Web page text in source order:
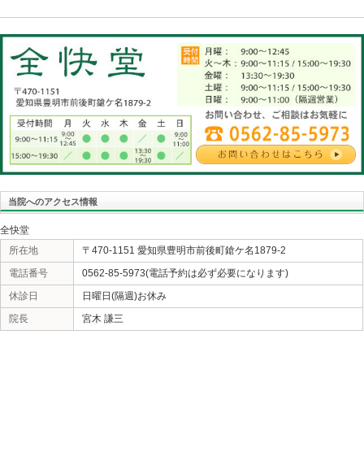
す。『生んでくれなんて言ったことは無い！』なんて言
ますが、無数の精子が競い合って辿り着いた1つの精子
命の誕生はオリンピックの金メダル以上の競争を勝ち抜
果だということを理解しなければいけません。それに勝
に勝利しただけで満足して『その後』の努力をしなけれ
出来ません。宝くじで大金を得た人の人生は悲惨な人が
うからだと思います。最期の最後まで努力するような人
私は考えます。『氣』が味方してくれるような人生をお
れなくても努力が足りないことは分かっています。やっ
«出す